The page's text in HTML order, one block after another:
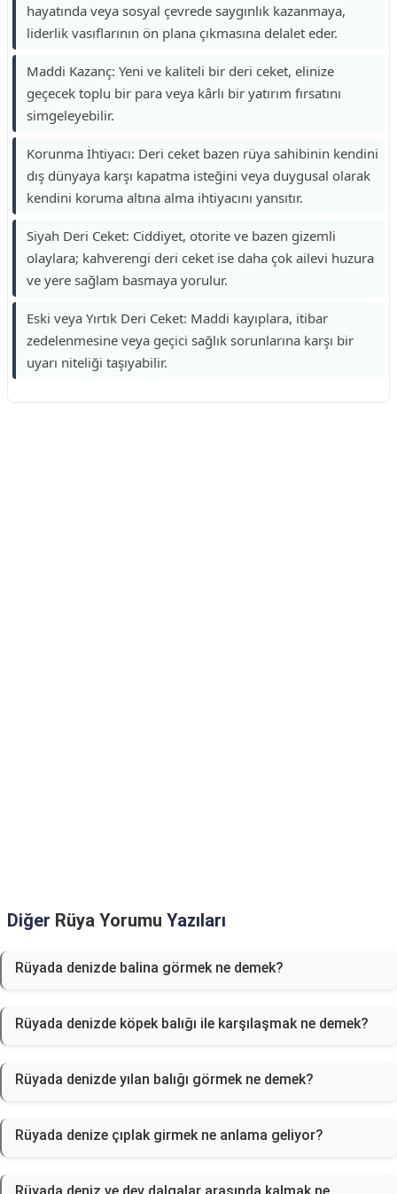
hayatında veya sosyal çevrede saygınlık kazanmaya,
liderlik vasıflarının ön plana çıkmasına delalet eder.
Maddi Kazanç: Yeni ve kaliteli bir deri ceket, elinize
geçecek toplu bir para veya kârlı bir yatırım fırsatını
simgeleyebilir.
Korunma İhtiyacı: Deri ceket bazen rüya sahibinin kendini
dış dünyaya karşı kapatma isteğini veya duygusal olarak
kendini koruma altına alma ihtiyacını yansıtır.
Siyah Deri Ceket: Ciddiyet, otorite ve bazen gizemli
olaylara; kahverengi deri ceket ise daha çok ailevi huzura
ve yere sağlam basmaya yorulur.
Eski veya Yırtık Deri Ceket: Maddi kayıplara, itibar
zedelenmesine veya geçici sağlık sorunlarına karşı bir
uyarı niteliği taşıyabilir.
Diğer Rüya Yorumu Yazıları
Rüyada denizde balina görmek ne demek?
Rüyada denizde köpek balığı ile karşılaşmak ne demek?
Rüyada denizde yılan balığı görmek ne demek?
Rüyada denize çıplak girmek ne anlama geliyor?